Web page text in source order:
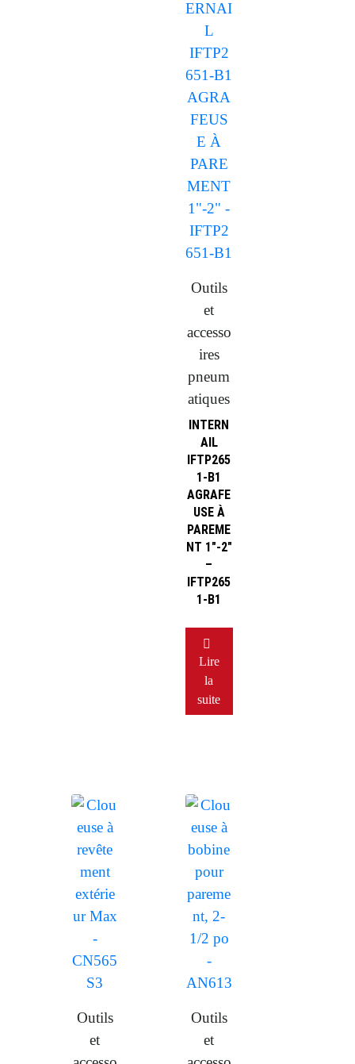
Outils
et
accesso
ires
pneum
atiques
INTERN
AIL
IFTP265
1-B1
AGRAFE
USE À
PAREME
NT 1″-2″
–
IFTP265
1-B1
Lire
la
suite
Outils
et
Outils
et